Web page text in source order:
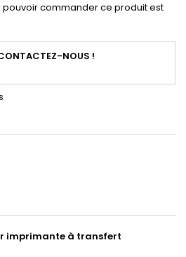
pouvoir commander ce produit est
NOUS !
imprimante à transfert